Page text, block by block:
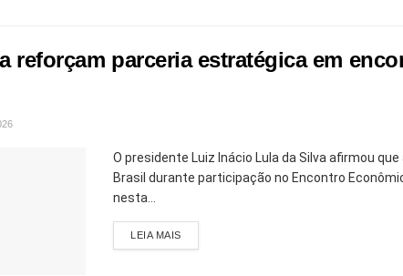
reforçam parceria estratégica em
O presidente Luiz Inácio Lula da Silva afirmou
Brasil durante participação no Encontro
nesta...
LEIA MAIS